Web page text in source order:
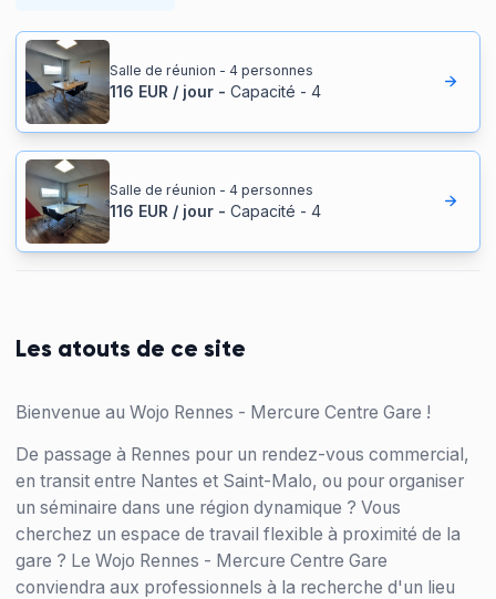
Salle de réunion - 4 personnes
116 EUR / jour - Capacité - 4
Salle de réunion - 4 personnes
116 EUR / jour - Capacité - 4
Les atouts de ce site
Bienvenue au Wojo Rennes - Mercure Centre Gare !
De passage à Rennes pour un rendez-vous commercial,
en transit entre Nantes et Saint-Malo, ou pour organiser
un séminaire dans une région dynamique ? Vous
cherchez un espace de travail flexible à proximité de la
gare ? Le Wojo Rennes - Mercure Centre Gare
conviendra aux professionnels à la recherche d'un lieu